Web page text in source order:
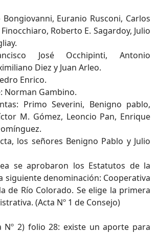
Euranio Rusconi, Carlos
Roberto E. Sagardoy, Julio
José Occhipinti, Antonio
Diez y Juan Arleo.
Enrico.
Norman Gambino.
Primo Severini, Benigno pablo,
M. Gómez, Leoncio Pan, Enrique
los señores Benigno Pablo y Julio
se aprobaron los Estatutos de la
siguiente denominación: Cooperativa
de Río Colorado. Se elige la primera
(Acta Nº 1 de Consejo)
Nº 2) folio 28: existe un aporte para